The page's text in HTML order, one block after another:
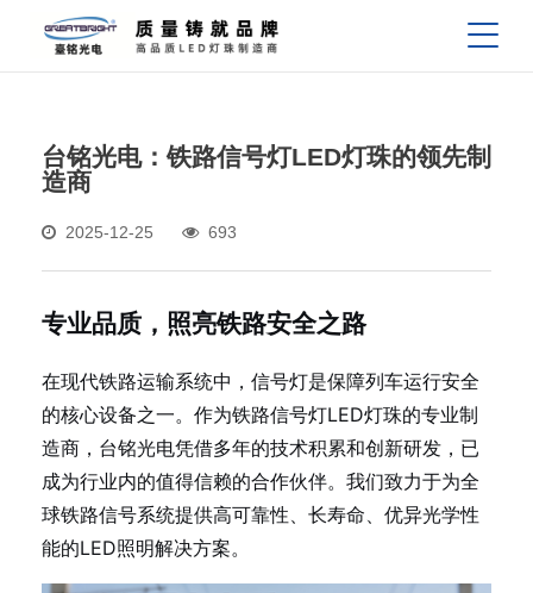
台铭光电：铁路信号灯LED灯珠的领先制
造商
2025-12-25 693
专业品质，照亮铁路安全之路
在现代铁路运输系统中，信号灯是保障列车运行安全
的核心设备之一。作为铁路信号灯LED灯珠的专业制
造商，台铭光电凭借多年的技术积累和创新研发，已
成为行业内的值得信赖的合作伙伴。我们致力于为全
球铁路信号系统提供高可靠性、长寿命、优异光学性
能的LED照明解决方案。